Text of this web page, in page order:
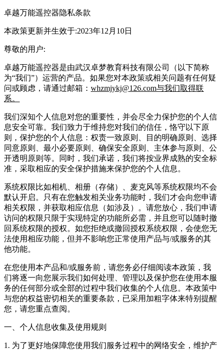
卓越万能遥控器隐私条款
本政策更新并生效于:2023年12月10日
尊敬的用户:
卓越万能遥控器是由武汉卓梦教育科技有限公司（以下简称
为“我们”）运营的产品。如果您对本政策或相关问题有任何疑
问或顾虑，请通过邮箱： whzmjykj@126.com与我们取得联
系。
我们深知个人信息对您的重要性，并会尽全力保护您的个人信
息安全可靠。我们致力于维持您对我们的信任，恪守以下原
则，保护您的个人信息：权责一致原则、目的明确原则、选择
同意原则、最小必要原则、确保安全原则、主体参与原则、公
开透明原则等。同时，我们承诺，我们将按业界成熟的安全标
准，采取相应的安全保护措施来保护您的个人信息。
系统权限比如相机、相册（存储）、麦克风等系统权限均不会
默认开启。只有在您触发相关业务功能时，我们才会向您申请
相关权限，并获取相应信息（如涉及）。请您放心，我们申请
访问的权限只限于实现特定的功能所必需，并且您可以随时撤
回系统权限的授权。如您拒绝或撤回授权系统权限，会使您无
法使用相应功能，但并不影响您正常使用产品与/或服务的其
他功能。
在您使用本产品和/或服务前，请您务必仔细阅读本政策，我
们将逐一向您展示我们如何处理、管理以及保护您在使用本服
务的任何部分或全部的过程中我们收集的个人信息。本政策中
与您的权益密切相关的重要条款，已采用加粗字体来特别提醒
您，请您重点查阅。
一、个人信息收集及使用规则
1. 为了更好地保障您使用我们服务过程中的网络安全，维护产